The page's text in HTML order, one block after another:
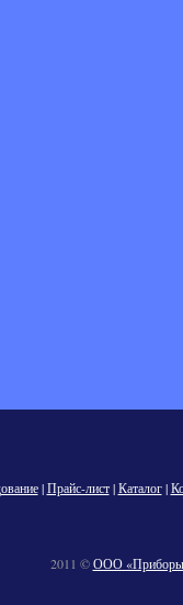
|Прайс-лист|Каталог|
2011 ©ООО «Приборы